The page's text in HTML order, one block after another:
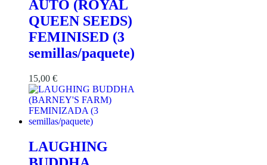
AUTO (ROYAL
QUEEN SEEDS)
FEMINISED (3
semillas/paquete)
15,00 €
LAUGHING